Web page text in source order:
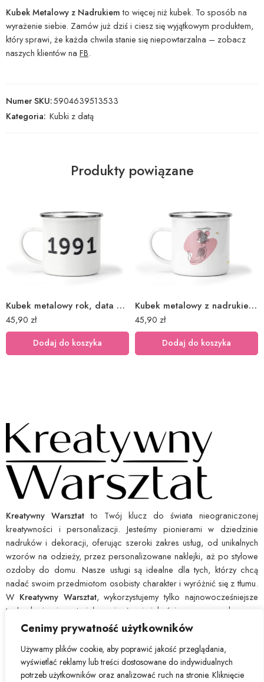
Cenimy prywatność użytkowników
Używamy plików cookie, aby poprawić jakość przeglądania,
wyświetlać reklamy lub treści dostosowane do indywidualnych
potrzeb użytkowników oraz analizować ruch na stronie. Kliknięcie
Kubek Metalowy z Nadrukiemto więcej niż kubek. To sposób na
wyrażenie siebie. Zamów już dziś i ciesz się wyjątkowym produktem,
który sprawi, że każda chwila stanie się niepowtarzalna – zobacz
naszych klientów na FB.
Numer SKU:5904639513533
Kategoria: Kubki z datą
Produkty powiązane
Kubek metalowy rok, data urodzin 11
45,90 zł
Dodaj do koszyka
Kubek metalowy z nadrukiem na prezent z literą 3
45,90 zł
Dodaj do koszyka
Kreatywny Warsztat to Twój klucz do świata nieograniczonej
kreatywności i personalizacji. Jesteśmy pionierami w dziedzinie
nadruków i dekoracji, oferując szeroki zakres usług, od unikalnych
wzorów na odzieży, przez personalizowane naklejki, aż po stylowe
ozdoby do domu. Nasze usługi są idealne dla tych, którzy chcą
nadać swoim przedmiotom osobisty charakter i wyróżnić się z tłumu.
W Kreatywny Warsztat, wykorzystujemy tylko najnowocześniejsze
technologie i materiały najwyższej jakości, co pozwala nam
zagwarantować wytrzymałość i ostrość każdego nadruku. Dajemy Ci
narzędzia, byś mógł łatwo wyrazić swoją indywidualność i ożywić
swoje pomysły. WybierzKreatywny Warsztat, by przekształcić
zwyczajne w nadzwyczajne.